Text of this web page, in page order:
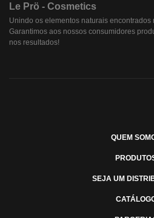
Le Prö - Cosmetics
Unindo os elementos naturais encontrados
Garantimos aos nossos consumidores
nos resultados!
QUEM
SEJA UM